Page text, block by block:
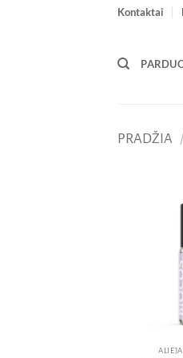
Kontaktai
PRADŽIA /